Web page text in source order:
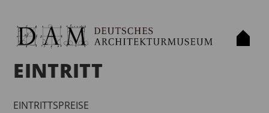
EINTRITT
EINTRITTSPREISE